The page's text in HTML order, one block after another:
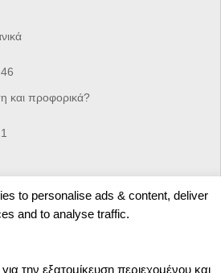
και προφορικά?
to personalise ads & content, deliver
and to analyse traffic.
την εξατομίκευση περιεχομένου και